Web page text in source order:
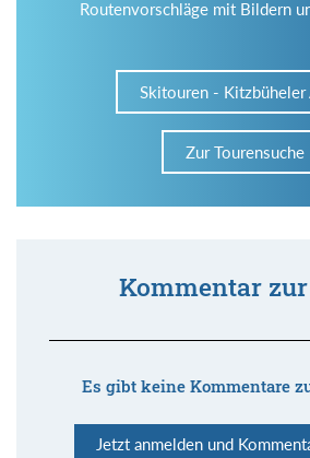
Routenvorschläge mit Bildern
Skitouren - Kitzbüheler
Zur Tourensuche
Kommentar
Es gibt keine Kommentare
Jetzt anmelden und